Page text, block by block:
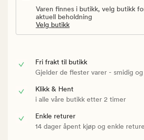
Varen finnes i butikk, velg butikk
aktuell beholdning
Velg butikk
Fri frakt til butikk
Gjelder de flester varer - smidig
Klikk & Hent
i alle våre butikk etter 2 timer
Enkle returer
14 dager åpent kjøp og enkle